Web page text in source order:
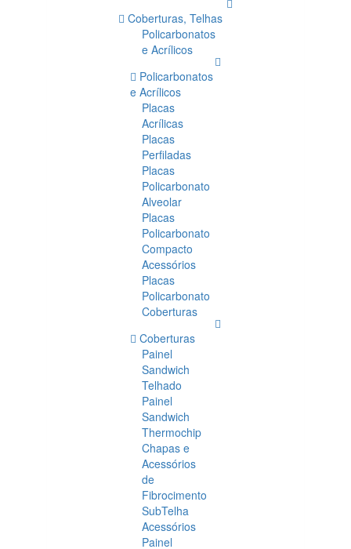
Coberturas, Telhas
Policarbonatos
e Acrílicos
Policarbonatos
e Acrílicos
Placas
Acrílicas
Placas
Perfiladas
Placas
Policarbonato
Alveolar
Placas
Policarbonato
Compacto
Acessórios
Placas
Policarbonato
Coberturas
Coberturas
Painel
Sandwich
Telhado
Painel
Sandwich
Thermochip
Chapas e
Acessórios
de
Fibrocimento
SubTelha
Acessórios
Painel